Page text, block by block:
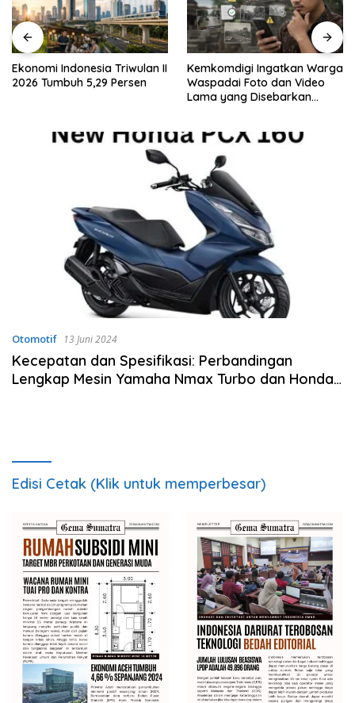
Ekonomi Indonesia Triwulan II
2026 Tumbuh 5,29 Persen
Kemkomdigi Ingatkan Warga
Waspadai Foto dan Video
Lama yang Disebarkan
Otomotif 13 Juni 2024
Kecepatan dan Spesifikasi: Perbandingan
Lengkap Mesin Yamaha Nmax Turbo dan Honda
Edisi Cetak (Klik untuk memperbesar)